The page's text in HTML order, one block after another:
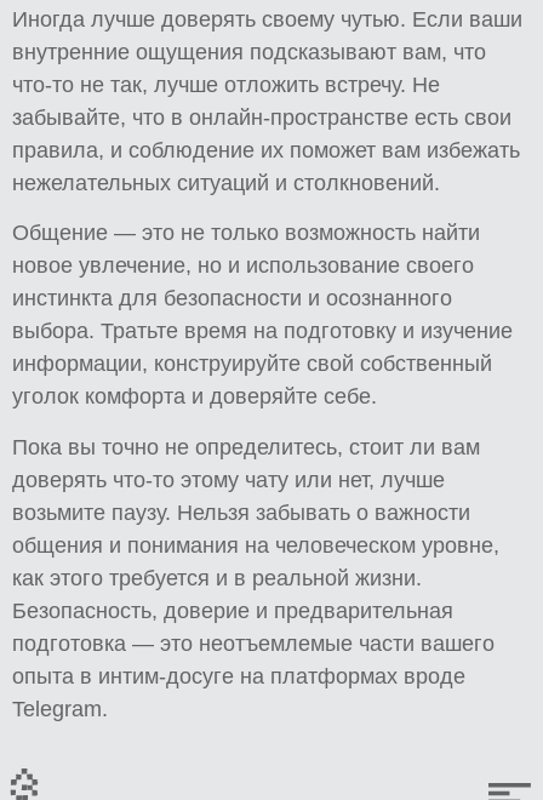
Иногда лучше доверять своему чутью. Если ваши
внутренние ощущения подсказывают вам, что
что-то не так, лучше отложить встречу. Не
забывайте, что в онлайн-пространстве есть свои
правила, и соблюдение их поможет вам избежать
нежелательных ситуаций и столкновений.
Общение — это не только возможность найти
новое увлечение, но и использование своего
инстинкта для безопасности и осознанного
выбора. Тратьте время на подготовку и изучение
информации, конструируйте свой собственный
уголок комфорта и доверяйте себе.
Пока вы точно не определитесь, стоит ли вам
доверять что-то этому чату или нет, лучше
возьмите паузу. Нельзя забывать о важности
общения и понимания на человеческом уровне,
как этого требуется и в реальной жизни.
Безопасность, доверие и предварительная
подготовка — это неотъемлемые части вашего
опыта в интим-досуге на платформах вроде
Telegram.